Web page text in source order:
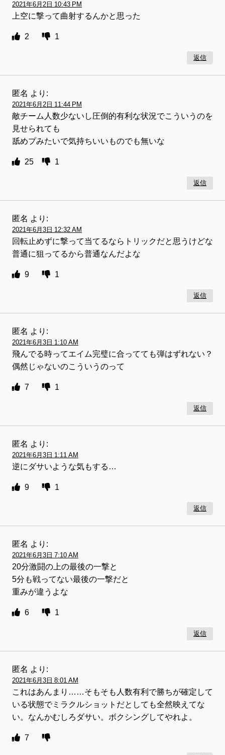
2021年6月2日 10:43 PM
上空に撃って曲射するんかと思った
2 1
返信
匿名 より:
2021年6月2日 11:44 PM
敵チーム人数少ないし圧倒的有利な状況でこういうのを
見せられても
舐めプみたいで気持ちいいものでも無いな
25 1
返信
匿名 より:
2021年6月3日 12:32 AM
回転止めずに撃って当てるならトリックだと思うけどな
普通に狙ってるから普通なんだよな
9 1
返信
匿名 より:
2021年6月3日 1:10 AM
飛んでる時ってエイム完璧に合ってても弾はずれない？
偶然じゃないのこういうのって
7 1
返信
匿名 より:
2021年6月3日 1:11 AM
逆にダサいような気もする…
9 1
返信
匿名 より:
2021年6月3日 7:10 AM
20分激闘の上の最後の一撃と
5分も戦ってない最後の一撃だと
重みが違うよな
6 1
返信
匿名 より:
2021年6月3日 8:01 AM
これはあんまり……そもそも人数有利で勝ちが確定して
いる状態でミラクルショットだとしても全然映えてな
い。なんかむしろダサい。ボクシングしてやれよ。
7